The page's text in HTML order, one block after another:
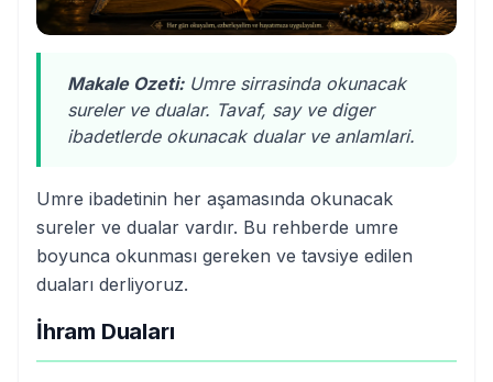
Makale Ozeti:Umre sirrasinda okunacak
sureler ve dualar. Tavaf, say ve diger
ibadetlerde okunacak dualar ve anlamlari.
Umre ibadetinin her aşamasında okunacak
sureler ve dualar vardır. Bu rehberde umre
boyunca okunması gereken ve tavsiye edilen
duaları derliyoruz.
İhram Duaları